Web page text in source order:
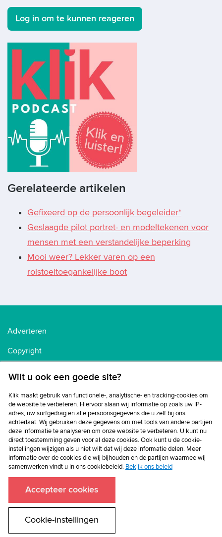
Log in om te kunnen reageren
Gerelateerde artikelen
Gefixeerd op de persoonlijk begeleider*
Geslaagde pilot portret- en modeltekenen voor
mensen met een verstandelijke beperking
Mooi weer? Lekker varen op een
rolstoeltoegankelijke boot
Adverteren
Copyright
Privacybeleid
Disclaimer
Wilt u ook een goede site?
Klik maakt gebruik van functionele-, analytische- en tracking-cookies om
de website te verbeteren. Hiervoor slaan wij informatie op zoals uw IP-
adres, uw surfgedrag en alle persoonsgegevens die u zelf bij ons
achterlaat. Wij gebruiken deze gegevens om met tools van andere partijen
deze informatie te analyseren om onze website te verbeteren. U kunt nu
direct toestemming geven voor al deze cookies. Ook kunt u de cookie-
instellingen wijzigen als u niet wilt dat wij deze informatie delen. Meer
informatie over de cookies die wij bijhouden en de partijen waarmee wij
samenwerken vindt u in ons cookiebeleid. Bekijk ons beleid
Accepteer cookies
Cookie-instellingen